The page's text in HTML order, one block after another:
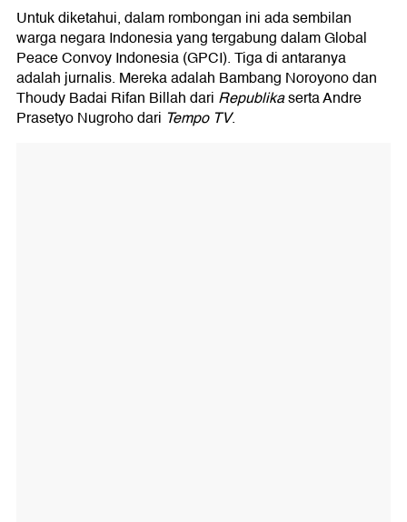
Untuk diketahui, dalam rombongan ini ada sembilan
warga negara Indonesia yang tergabung dalam Global
Peace Convoy Indonesia (GPCI). Tiga di antaranya
adalah jurnalis. Mereka adalah Bambang Noroyono dan
Thoudy Badai Rifan Billah dari Republikaserta Andre
Prasetyo Nugroho dari Tempo TV.